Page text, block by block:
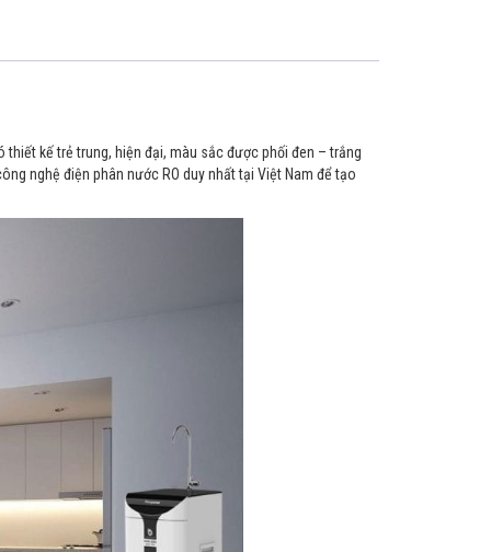
kế trẻ trung, hiện đại, màu sắc được phối đen – trắng
nghệ điện phân nước RO duy nhất tại Việt Nam để tạo